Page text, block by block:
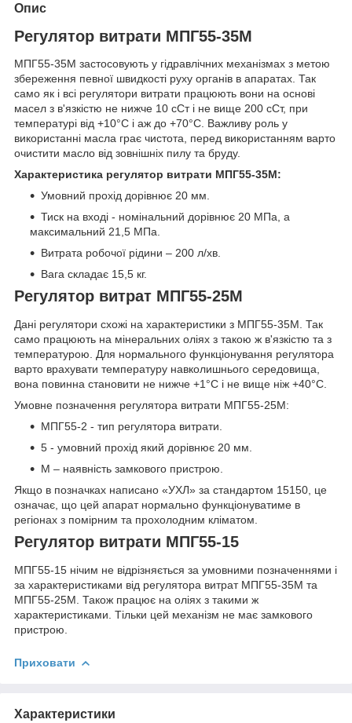
Опис
Регулятор витрати МПГ55-35М
МПГ55-35М застосовують у гідравлічних механізмах з метою
збереження певної швидкості руху органів в апаратах. Так
само як і всі регулятори витрати працюють вони на основі
масел з в'язкістю не нижче 10 сСт і не вище 200 сСт, при
температурі від +10°С і аж до +70°С. Важливу роль у
використанні масла грає чистота, перед використанням варто
очистити масло від зовнішніх пилу та бруду.
Характеристика регулятор витрати МПГ55-35М:
Умовний прохід дорівнює 20 мм.
Тиск на вході - номінальний дорівнює 20 МПа, а
максимальний 21,5 МПа.
Витрата робочої рідини – 200 л/хв.
Вага складає 15,5 кг.
Регулятор витрат МПГ55-25М
Дані регулятори схожі на характеристики з МПГ55-35М. Так
само працюють на мінеральних оліях з такою ж в'язкістю та з
температурою. Для нормального функціонування регулятора
варто врахувати температуру навколишнього середовища,
вона повинна становити не нижче +1°С і не вище ніж +40°С.
Умовне позначення регулятора витрати МПГ55-25М:
МПГ55-2 - тип регулятора витрати.
5 - умовний прохід який дорівнює 20 мм.
М – наявність замкового пристрою.
Якщо в позначках написано «УХЛ» за стандартом 15150, це
означає, що цей апарат нормально функціонуватиме в
регіонах з помірним та прохолодним кліматом.
Регулятор витрати МПГ55-15
МПГ55-15 нічим не відрізняється за умовними позначеннями і
за характеристиками від регулятора витрат МПГ55-35М та
МПГ55-25М. Також працює на оліях з такими ж
характеристиками. Тільки цей механізм не має замкового
пристрою.
Приховати
Характеристики